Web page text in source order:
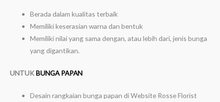
Berada dalam kualitas terbaik
Memiliki keserasian warna dan bentuk
Memiliki nilai yang sama dengan, atau lebih dari, jenis bunga
yang digantikan.
UNTUKBUNGA PAPAN
Desain rangkaian bunga papan di Website Rosse Florist